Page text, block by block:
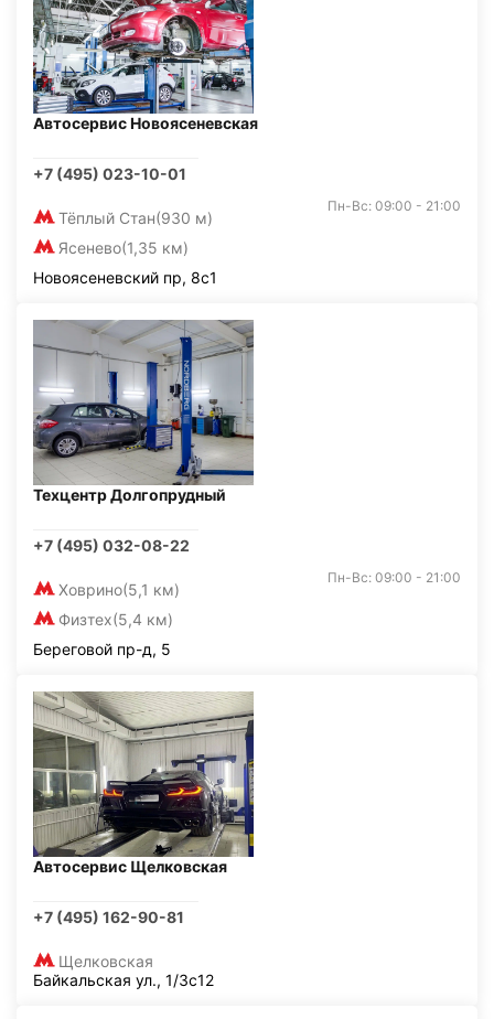
Автосервис Новоясеневская
+7 (495) 023-10-01
Тёплый Стан(930 м)
Ясенево(1,35 км)
Пн-Вс: 09:00 - 21:00
Новоясеневский пр, 8с1
Техцентр Долгопрудный
+7 (495) 032-08-22
Ховрино(5,1 км)
Физтех(5,4 км)
Пн-Вс: 09:00 - 21:00
Береговой пр-д, 5
Автосервис Щелковская
+7 (495) 162-90-81
Щелковская
Байкальская ул., 1/3с12